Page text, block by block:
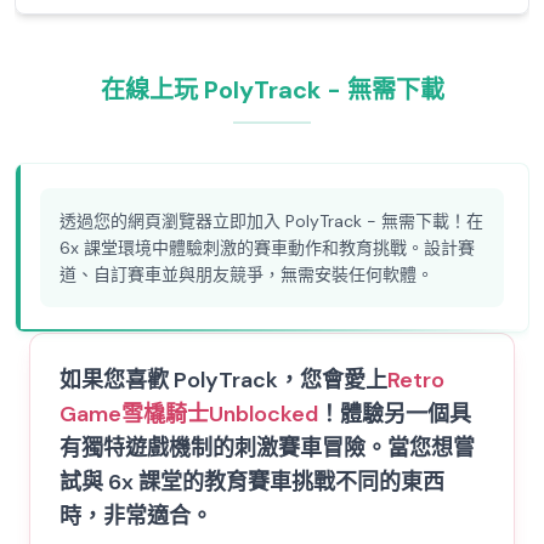
在線上玩 PolyTrack - 無需下載
透過您的網頁瀏覽器立即加入 PolyTrack - 無需下載！在
6x 課堂環境中體驗刺激的賽車動作和教育挑戰。設計賽
道、自訂賽車並與朋友競爭，無需安裝任何軟體。
如果您喜歡 PolyTrack，您會愛上Retro
Game雪橇騎士Unblocked ！體驗另一個具
有獨特遊戲機制的刺激賽車冒險。當您想嘗
試與 6x 課堂的教育賽車挑戰不同的東西
時，非常適合。